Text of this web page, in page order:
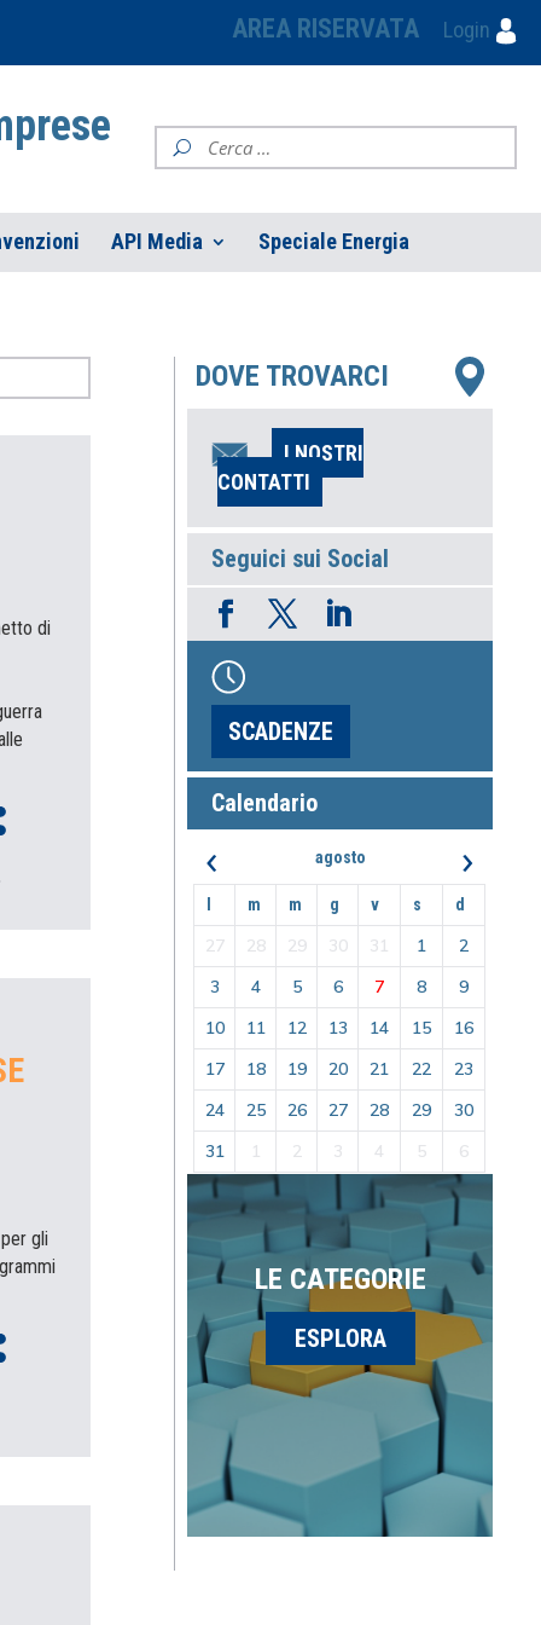
AREA RISERVATA Login
API Media Speciale Energia
di
gli
DOVE TROVARCI
I NOSTRI
CONTATTI
Seguici sui Social
SCADENZE
Calendario
‹ agosto ›
m m g v s d
27 28 29 30 31 1
2
3
4 5 6 7 8
9
10
11 12 13 14 15
16
17
18 19 20 21 22
23
24
25 26 27 28 29
30
31
1 2 3 4 5 6
LE CATEGORIE
ESPLORA